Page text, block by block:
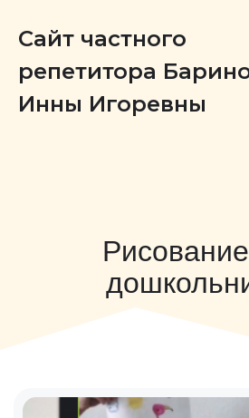
Сайт частного
репетитора
Инны Игоревны